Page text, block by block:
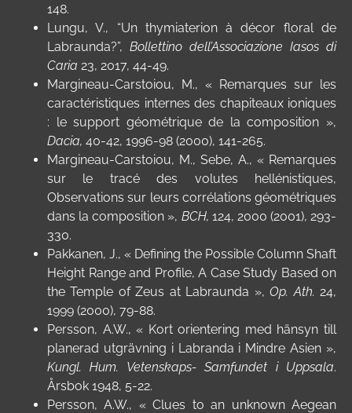
148.
Lungu, V., “Un thymiaterion à décor floral de
Labraunda?”, Bollettino dell’Associazione Iasos di
Caria 23, 2017, 44-49.
Margineau-Carstoiou, M., « Remarques sur les
caractéristiques internes des chapiteaux ioniques
: le support géométrique de la composition »,
Dacia, 40-42, 1996-98 (2000), 141-265.
Margineau-Carstoiou, M., Sebe, A., « Remarques
sur le tracé des volutes hellénistiques,
Observations sur leurs corrélations géométriques
dans la composition », BCH, 124, 2000 (2001), 293-
330.
Pakkanen, J., « Defining the Possible Column Shaft
Height Range and Profile, A Case Study Based on
the Temple of Zeus at Labraunda »,Op. Ath. 24,
1999 (2000), 79-88.
Persson, A.W., « Kort orientering med hänsyn till
planerad utgrävning i Labranda i Mindre Asien »,
Kungl. Hum. Vetenskaps- Samfundet i Uppsala.
Årsbok 1948, 5-22.
Persson, A.W., « Clues to an unknown Aegean